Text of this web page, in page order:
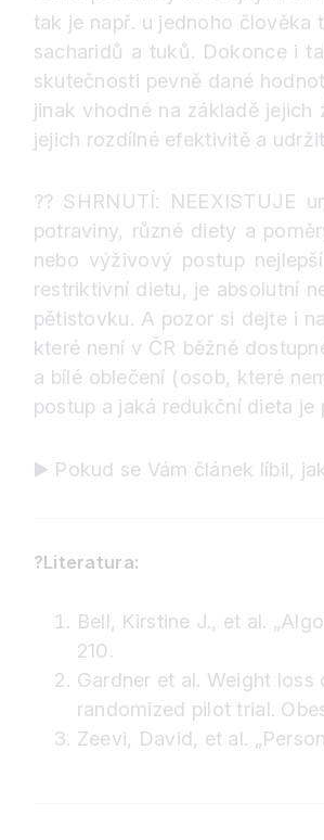
tak je např. u jednoho člověka
sacharidů a tuků. Dokonce i
skutečnosti pevně dané
jinak vhodné na základě
jejich rozdílné efektivitě a
??️ SHRNUTÍ: NEEXISTUJE
potraviny, různé diety a
nebo výživový postup
restriktivní dietu, je absolutní
pětistovku. A pozor si dejte i
které není v ČR běžně
a bílé oblečení (osob, které
postup a jaká redukční dieta
▶️ Pokud se Vám článek líbil,
?Literatura:
Bell, Kirstine J., et al.
210.
Gardner et al. Weight
randomized pilot trial.
Zeevi, David, et al.